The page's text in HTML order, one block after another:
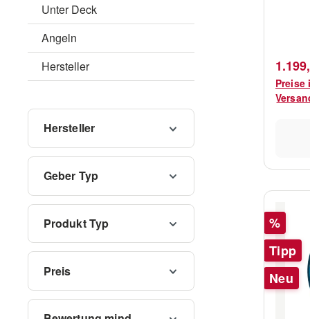
Unter Deck
Angeln
Hersteller
Hersteller
Geber Typ
Produkt Typ
Preis
Sonic
Preise
Rabatt
%
Tipp
Neu